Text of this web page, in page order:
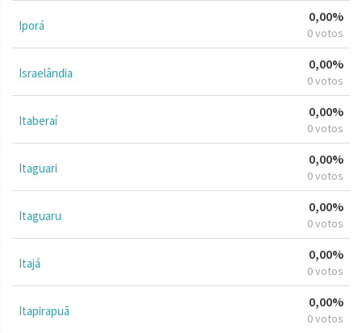
Iporá
0,00%
0 votos
Israelândia
0,00%
0 votos
Itaberaí
0,00%
0 votos
Itaguari
0,00%
0 votos
Itaguaru
0,00%
0 votos
Itajá
0,00%
0 votos
Itapirapuã
0,00%
0 votos